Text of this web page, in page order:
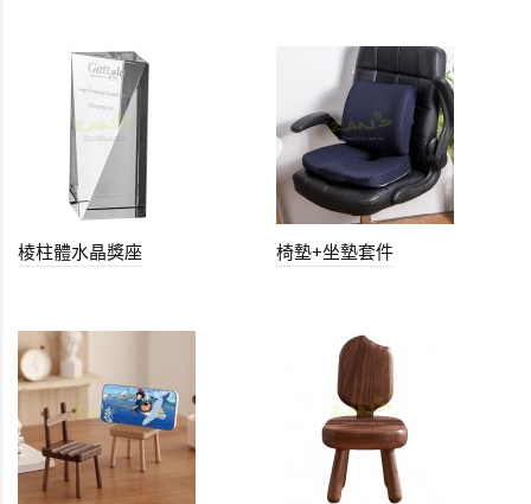
棱柱體水晶獎座 椅墊+坐墊套件